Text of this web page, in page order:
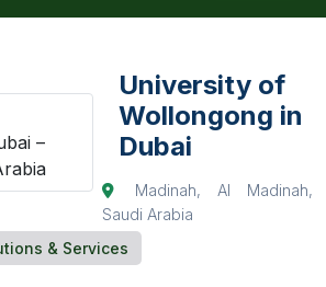
University of
Wollongong in
Dubai
Madinah, Al Madinah,
Saudi Arabia
& Services